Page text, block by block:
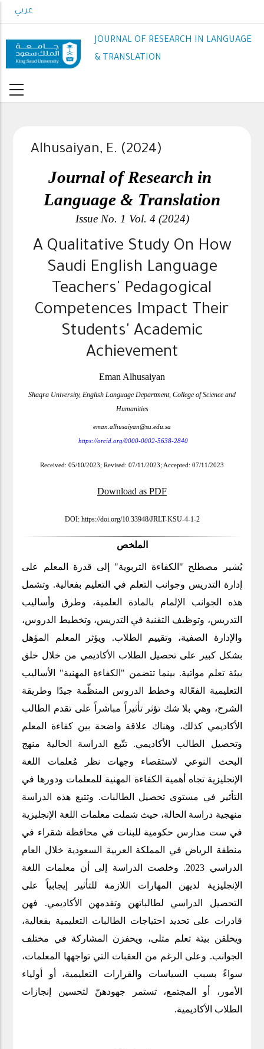
to
content
عربي
JOURNAL OF RESEARCH IN LANGUAGE
& TRANSLATION
Alhusaiyan, E. (2024)
Journal of Research in
Language & Translation
Issue No. 1 Vol. 4 (2024)
A Qualitative Study On How
Saudi English Language
Teachers' Pedagogical
Competences Impact Their
Students' Academic
Achievement
Eman Alhusaiyan
Shaqra University, English Language Department, College of Science and
Humanities
eman.alhusaiyan@su.edu.sa
https://orcid.org/0000-0002-5638-2840
Received: 05/10/2023; Revised: 07/11/2023; Accepted: 07/11/2023
Download as PDF
DOI: https://doi.org/10.33948/JRLT-KSU-4-1-2
الملخص
يُشير مصطلح "الكفاءة التربوية" إلى قدرة المعلم على
إدارة التدريس وجوانب التعلم في التعليم بفعالية. وتشمل
هذه الجوانب الإلمام بالمادة العلمية، وطرق وأساليب
التدريس، وتوظيف التقنية في التدريس، وتخطيط الدروس،
والإدارة الصفية، وتقييم الطلاب. ويؤثر المعلم المؤهل
بشكل كبير على تحصيل الطلاب الأكاديمي من خلال خلق
بيئة تعلم مواتية. بينما تتضمن "الكفاءة المهنية" الأساليب
التعليمية الفعّالة وخطط الدروس المنظّمة جيدًا وطريقة
الشرح، وهي بلا شك تؤثر تأثيراً مباشراً على تقدم الطالب
الأكاديمي كذلك، وهناك علاقة واضحة بين كفاءة المعلم
وتحصيل الطالب الأكاديمي. تتّبع الدراسة الحالية منهج
البحث النوعي لاستقصاء وجهات نظر مُعلمات اللغة
الإنجليزية تجاه أهمية الكفاءة المهنية للمعلمات ودورها في
التأثير في مستوى تحصيل الطالبات. وتتبع هذه الدراسة
منهجية دراسة الحالة، حيث شملت معلمات اللغة الإنجليزية
في ست مدارس حكومية للبنات في محافظة شقراء في
منطقة الرياض في المملكة العربية السعودية خلال العام
الدراسي 2023. وخلصت الدراسة إلى أن معلمات اللغة
الإنجليزية لديهن المهارات اللازمة للتأثير إيجابياً على
التحصيل الدراسي لطالباتهن وتقدمهن الأكاديمي. فهن
قادرات على تحديد احتياجات الطالبات التعليمية بفعالية،
ويخلقن بيئة تعلم مثلى، ويحفزن المشاركة في مختلف
الجوانب. وعلى الرغم من العقبات التي تواجهها المعلمات،
سواءً بسبب السياسات والقرارات التعليمية، أو أولياء
الأمور، أو المجتمع، تستمر جهودهنّ لتحسين إنجازات
الطلاب الأكاديمية.